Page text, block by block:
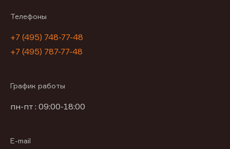
Телефоны
+7 (495) 748-77-48
+7 (495) 787-77-48
График работы
пн-пт : 09:00-18:00
E-mail